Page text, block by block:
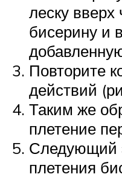
леску
бисерину и
Повторите
действий
Таким же
плетение
Следующий
плетения